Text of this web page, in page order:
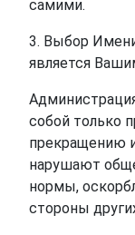
самими.
3. Выбор
является
собой только
прекращению
нарушают
нормы,
стороны